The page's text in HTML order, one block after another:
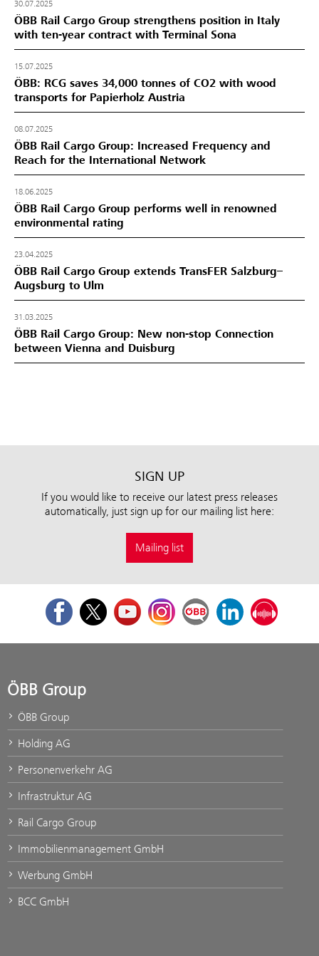
30.07.2025
ÖBB Rail Cargo Group strengthens position in Italy
with ten-year contract with Terminal Sona
15.07.2025
ÖBB: RCG saves 34,000 tonnes of CO2 with wood
transports for Papierholz Austria
08.07.2025
ÖBB Rail Cargo Group: Increased Frequency and
Reach for the International Network
18.06.2025
ÖBB Rail Cargo Group performs well in renowned
environmental rating
23.04.2025
ÖBB Rail Cargo Group extends TransFER Salzburg–
Augsburg to Ulm
31.03.2025
ÖBB Rail Cargo Group: New non-stop Connection
between Vienna and Duisburg
SIGN UP
If you would like to receive our latest press releases
automatically, just sign up for our mailing list here:
Mailing list
FacebookTwitterYoutubeInstagramÖBB Corporate Blog
LinkedInPodcast
ÖBB Group
ÖBB Group
Holding AG
Personenverkehr AG
Infrastruktur AG
Rail Cargo Group
Immobilienmanagement GmbH
Werbung GmbH
BCC GmbH